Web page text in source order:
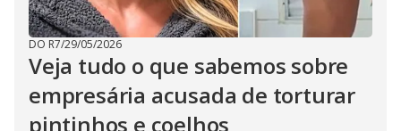
DO R7/29/05/2026
Veja tudo o que sabemos sobre
empresária acusada de torturar
pintinhos e coelhos